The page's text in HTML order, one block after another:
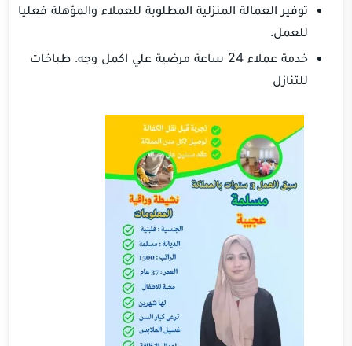
توفير العمالة المنزلية المطلوبة للعملاء والمؤهلة فعليا
للعمل.
خدمة عملاء 24 ساعة مرضية علي اكمل وجه. طباخات
للتنازل